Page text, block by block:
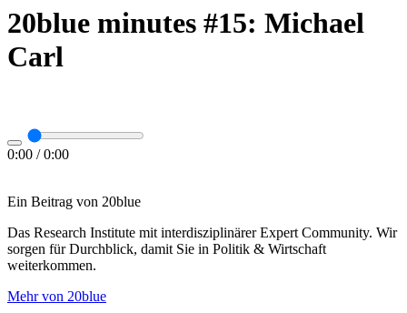
20blue minutes #15: Michael
Carl
0:00 /0:00
Ein Beitrag von 20blue
Das Research Institute mit interdisziplinärer Expert Community. Wir
sorgen für Durchblick, damit Sie in Politik & Wirtschaft
weiterkommen.
Mehr von 20blue